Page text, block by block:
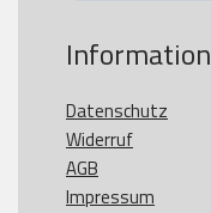
Information
Datenschutz
Widerruf
AGB
Impressum